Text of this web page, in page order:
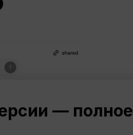
— полное